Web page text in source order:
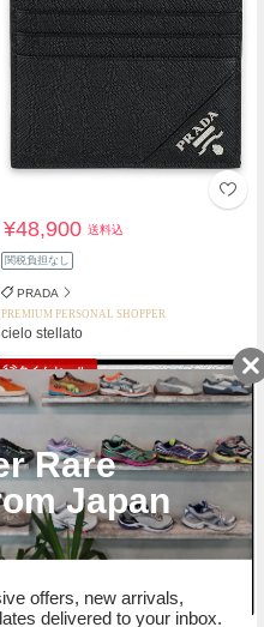
¥48,900送料込
関税負担なし
PRADA
PREMIUM PERSONAL SHOPPER
cielo stellato
タイムセール